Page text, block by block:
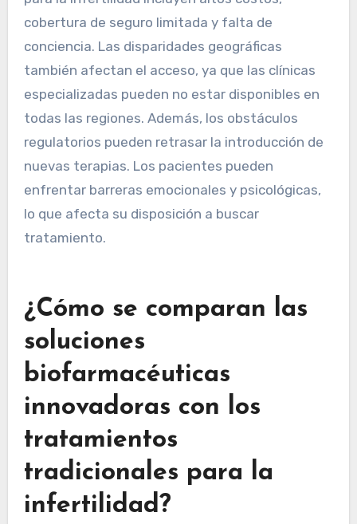
cobertura de seguro limitada y falta de
conciencia. Las disparidades geográficas
también afectan el acceso, ya que las clínicas
especializadas pueden no estar disponibles en
todas las regiones. Además, los obstáculos
regulatorios pueden retrasar la introducción de
nuevas terapias. Los pacientes pueden
enfrentar barreras emocionales y psicológicas,
lo que afecta su disposición a buscar
tratamiento.
¿Cómo se comparan las
soluciones
biofarmacéuticas
innovadoras con los
tratamientos
tradicionales para la
infertilidad?